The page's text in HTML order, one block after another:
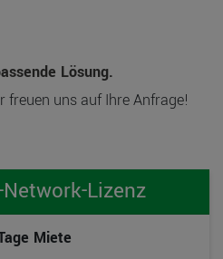
Lösung.
freuen uns auf Ihre Anfrage!
Lizenz
Miete